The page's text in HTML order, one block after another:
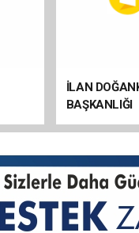
İLAN
BAŞKANLIĞI